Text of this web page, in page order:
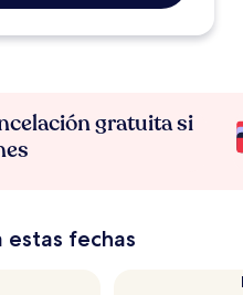
gratuita si
estas fechas